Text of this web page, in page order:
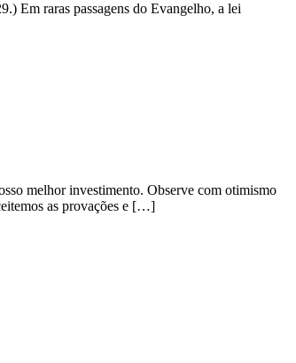
Em raras passagens do Evangelho, a lei
melhor investimento. Observe com otimismo
as provações e […]